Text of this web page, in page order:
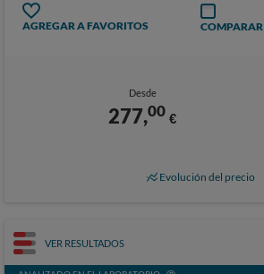
AGREGAR A FAVORITOS COMPARAR
Desde
277,00 €
Evolución del precio
VER RESULTADOS